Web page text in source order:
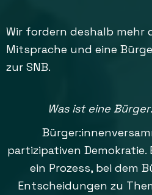
Wir fordern deshalb mehr
Mitsprache und eine
zur SNB.
Was ist eine
partizipativen
ein Prozess, bei dem
Entscheidungen zu